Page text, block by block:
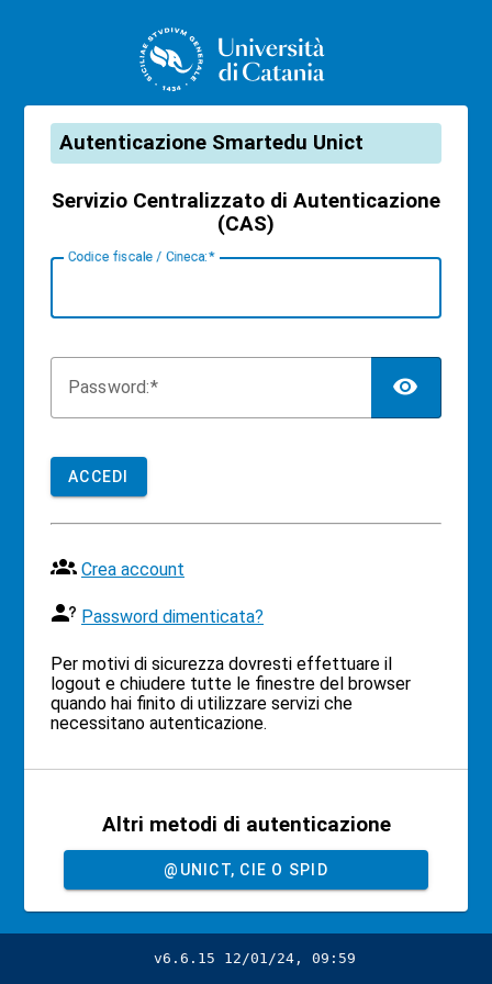
CAS
Autenticazione Smartedu Unict
Servizio Centralizzato di Autenticazione
(CAS)
Codice fiscale / Cineca:
Password:
ACCEDI
Crea account
Password dimenticata?
Per motivi di sicurezza dovresti effettuare il
logout e chiudere tutte le finestre del browser
quando hai finito di utilizzare servizi che
necessitano autenticazione.
Altri metodi di autenticazione
@UNICT, CIE O SPID
v6.6.15 12/01/24, 09:59